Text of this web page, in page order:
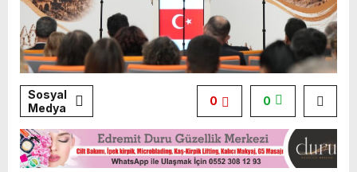
Sosyal
Medya
0
0